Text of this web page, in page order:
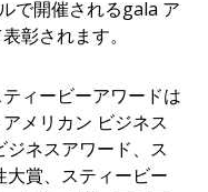
で開催されるgala ア
彰されます。
ィービーアワードは
メリカン ビジネス
ネスアワード、ス
賞、スティービー